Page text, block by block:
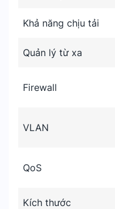
Khả năng chịu tải
Quản lý từ xa
Firewall
VLAN
QoS
Kích thước